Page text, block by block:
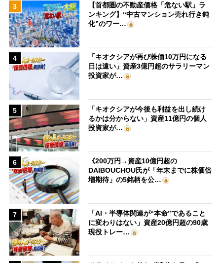
3
【首都圏の不動産価格「危ない駅」ラ
ンキング】“中古マンション売れ行き鈍
化”のワー…
4
「キオクシアが再び株価10万円になる
日は遠い」資産3億円超のサラリーマン
投資家が…
5
「キオクシアが今後も利益を出し続け
るかは分からない」資産11億円の個人
投資家が…
6
《200万円→資産10億円超の
DAIBOUCHOU氏が「年末までに株価倍
増期待」の5銘柄を公…
7
「AI・半導体関連が“本命”であること
に変わりはない」資産20億円超の90歳
現役トレー…